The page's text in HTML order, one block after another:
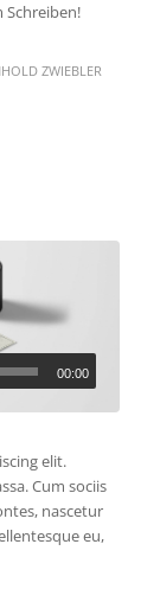
ZWIEBLER
00:00
elit.
Cum sociis
nascetur
eu,